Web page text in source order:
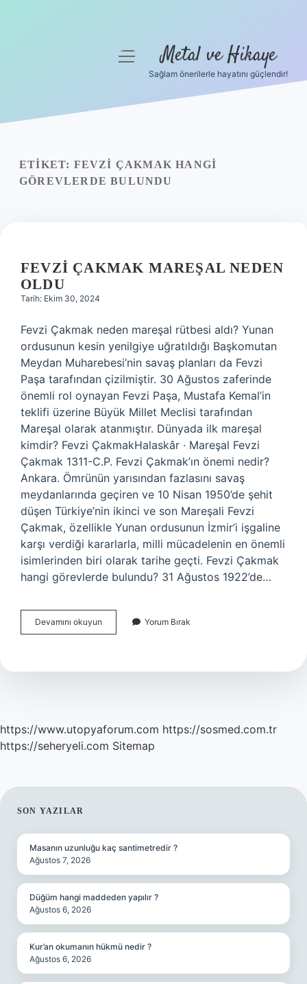
Yasal Uyarı
menüyüMetal ve Hikaye
Sağlam önerilerle hayatını güçlendir!
ETIKET: FEVZI ÇAKMAK HANGI
GÖREVLERDE BULUNDU
FEVZI ÇAKMAK MAREŞAL NEDEN
OLDU
Tarih: Ekim 30, 2024
Fevzi Çakmak neden mareşal rütbesi aldı? Yunan
ordusunun kesin yenilgiye uğratıldığı Başkomutan
Meydan Muharebesi’nin savaş planları da Fevzi
Paşa tarafından çizilmiştir. 30 Ağustos zaferinde
önemli rol oynayan Fevzi Paşa, Mustafa Kemal’in
teklifi üzerine Büyük Millet Meclisi tarafından
Mareşal olarak atanmıştır. Dünyada ilk mareşal
kimdir? Fevzi ÇakmakHalaskâr · Mareşal Fevzi
Çakmak 1311-C.P. Fevzi Çakmak’ın önemi nedir?
Ankara. Ömrünün yarısından fazlasını savaş
meydanlarında geçiren ve 10 Nisan 1950’de şehit
düşen Türkiye’nin ikinci ve son Mareşali Fevzi
Çakmak, özellikle Yunan ordusunun İzmir’i işgaline
karşı verdiği kararlarla, milli mücadelenin en önemli
isimlerinden biri olarak tarihe geçti. Fevzi Çakmak
hangi görevlerde bulundu? 31 Ağustos 1922’de…
Devamını okuyun
Çakmak
Oldu
Yorum Bırak
https://www.utopyaforum.com https://sosmed.com.tr
https://seheryeli.com Sitemap
SIDEBAR
SON YAZILAR
Masanın uzunluğu kaç santimetredir ?
Ağustos 7, 2026
Düğüm hangi maddeden yapılır ?
Ağustos 6, 2026
Kur’an okumanın hükmü nedir ?
Ağustos 6, 2026